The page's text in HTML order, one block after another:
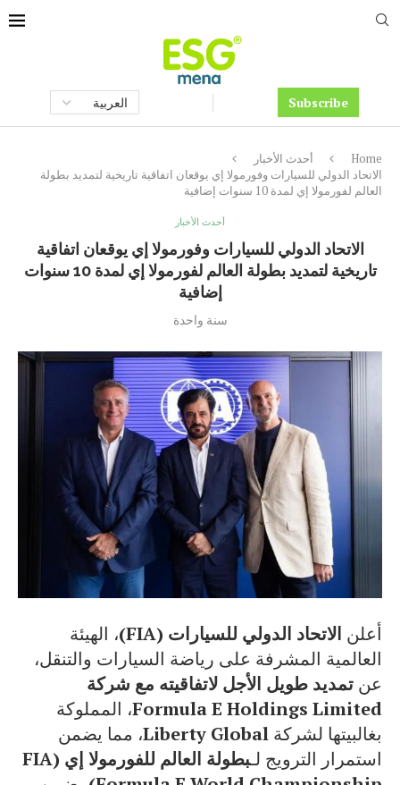
Subscribe
Home
أحدث الأخبار
الاتحاد الدولي للسيارات وفورمولا إي يوقعان اتفاقية تاريخية لتمديد بطولة
العالم لفورمولا إي لمدة 10 سنوات إضافية
أحدث الأخبار
الاتحاد الدولي للسيارات وفورمولا إي يوقعان اتفاقية
تاريخية لتمديد بطولة العالم لفورمولا إي لمدة 10 سنوات
إضافية
سنة واحدة
أعلن الاتحاد الدولي للسيارات (FIA)
، الهيئة
العالمية المشرفة على رياضة السيارات والتنقل،
عن تمديد طويل الأجل لاتفاقيته مع شركة
Formula E Holdings Limited، المملوكة
بغالبيتها لشركة Liberty Global، مما يضمن
استمرار الترويج لـ
بطولة العالم للفورمولا إي (FIA